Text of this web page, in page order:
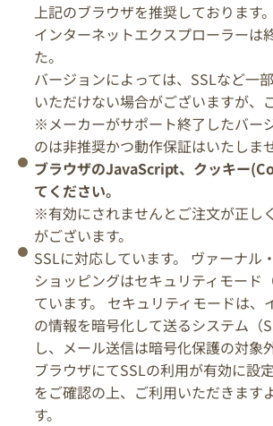
上記のブラウザを推奨しております。
インターネットエクスプローラーは
た。
バージョンによっては、SSLなど一
いただけない場合がございますが、
※メーカーがサポート終了したバー
のは非推奨かつ動作保証はいたしま
ブラウザのJavaScript、クッキー
てください。
※有効にされませんとご注文が正し
がございます。
SSLに対応しています。 ヴァーナル
ショッピングはセキュリティモード
ています。 セキュリティモードは、
の情報を暗号化して送るシステム（
し、メール送信は暗号化保護の対象
ブラウザにてSSLの利用が有効に設
をご確認の上、ご利用いただきます
す。